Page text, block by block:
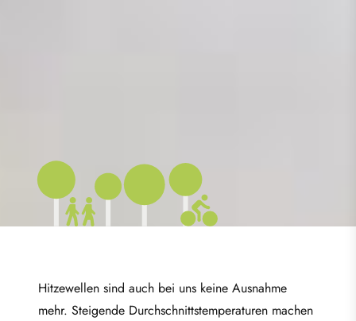
Hitzewellen sind auch bei uns keine Ausnahme
mehr. Steigende Durchschnittstemperaturen machen